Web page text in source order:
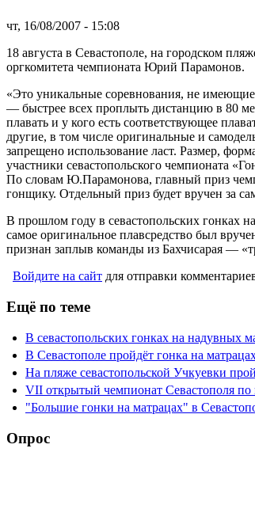
чт, 16/08/2007 - 15:08
18 августа в Севастополе, на городском
оргкомитета чемпионата Юрий Парамонов.
«Это уникальные соревнования, не
— быстрее всех проплыть дистанцию в 80
плавать и у кого есть соответствующее
другие, в том числе оригинальные и
запрещено использование ласт. Размер,
участники севастопольского чемпионата
По словам Ю.Парамонова, главный приз
гонщику. Отдельный приз будет вручен за
В прошлом году в севастопольских гонках
самое оригинальное плавсредство был
признан заплыв команды из Бахчисарая —
Войдите на сайт для отправки
Ещё по теме
В севастопольских гонках на надувных
В Севастополе пройдёт гонка на
На пляже севастопольской Учкуевки
VII открытый чемпионат Севастополя
"Большие гонки на матрацах" в
Опрос